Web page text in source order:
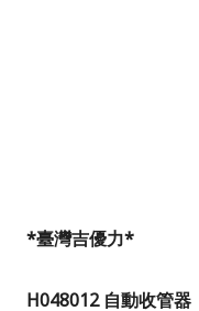
*臺灣吉優力*
H048012 自動收管器